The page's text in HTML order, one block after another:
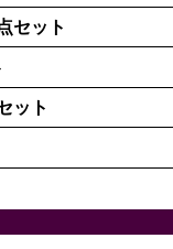
セット
ット